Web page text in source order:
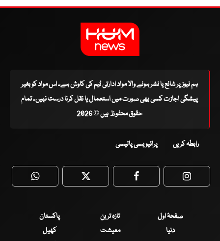
ہم نیوز پر شائع یا نشر ہونے والا مواد ادارتی ٹیم کی کاوش ہے۔ اس مواد کو بغیر
پیشگی اجازت کسی بھی صورت میں استعمال یا نقل کرنا درست نہیں۔ تمام
حقوق محفوظ ہیں © 2026
رابطہ کریں پرائیویسی پالیسی
WhatsApp Twitter Facebook
صفحۂ اول تازہ ترین
پاکستان
دنیا
معیشت
کھیل